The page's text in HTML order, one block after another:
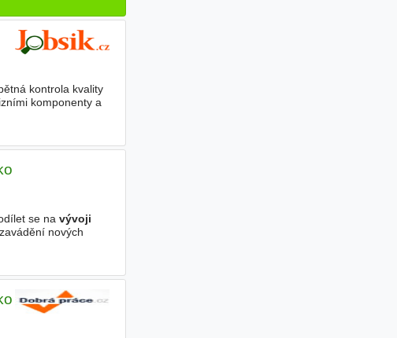
kontrola kvality
komponenty a
se na vývoji
nových